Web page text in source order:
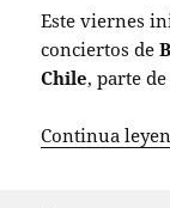
Este viernes
conciertos de
Chile, parte
Continua